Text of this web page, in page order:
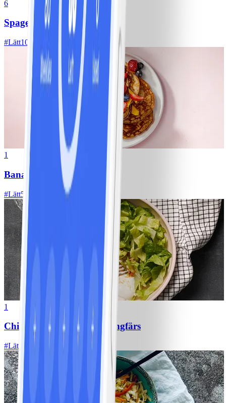
6
Spagetti med köttfärssås
#Lätt10 MIN
1
Bananpannkakor
#Lätt5 MIN
1
Chili con carne med kycklingfärs
#Lätt